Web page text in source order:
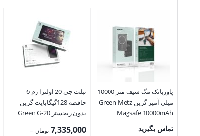
پاوربانک مگ سیف متز 10000
میلی آمپر گرین Green Metz
Magsafe 10000mAh
PowerBank
تماس بگیرید
تبلت جی 20 اولترا رم 6
حافظه 128گیگابایت گرین
بدون ریجستر Green G-20
7,335,000 تومان –